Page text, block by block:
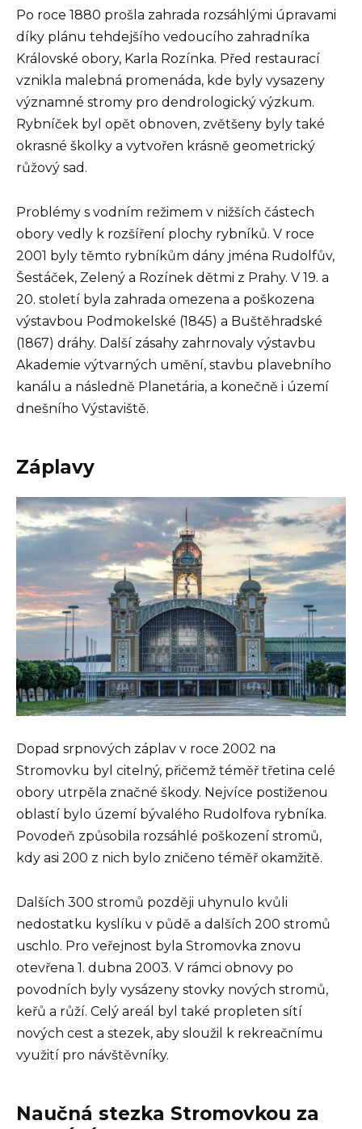
Po roce 1880 prošla zahrada rozsáhlými úpravami
díky plánu tehdejšího vedoucího zahradníka
Královské obory, Karla Rozínka. Před restaurací
vznikla malebná promenáda, kde byly vysazeny
významné stromy pro dendrologický výzkum.
Rybníček byl opět obnoven, zvětšeny byly také
okrasné školky a vytvořen krásně geometrický
růžový sad.
Problémy s vodním režimem v nižších částech
obory vedly k rozšíření plochy rybníků. V roce
2001 byly těmto rybníkům dány jména Rudolfův,
Šestáček, Zelený a Rozínek dětmi z Prahy. V 19. a
20. století byla zahrada omezena a poškozena
výstavbou Podmokelské (1845) a Buštěhradské
(1867) dráhy. Další zásahy zahrnovaly výstavbu
Akademie výtvarných umění, stavbu plavebního
kanálu a následně Planetária, a konečně i území
dnešního Výstaviště.
Záplavy
Dopad srpnových záplav v roce 2002 na
Stromovku byl citelný, přičemž téměř třetina celé
obory utrpěla značné škody. Nejvíce postiženou
oblastí bylo území bývalého Rudolfova rybníka.
Povodeň způsobila rozsáhlé poškození stromů,
kdy asi 200 z nich bylo zničeno téměř okamžitě.
Dalších 300 stromů později uhynulo kvůli
nedostatku kyslíku v půdě a dalších 200 stromů
uschlo. Pro veřejnost byla Stromovka znovu
otevřena 1. dubna 2003. V rámci obnovy po
povodních byly vysázeny stovky nových stromů,
keřů a růží. Celý areál byl také propleten sítí
nových cest a stezek, aby sloužil k rekreačnímu
využití pro návštěvníky.
Naučná stezka Stromovkou za